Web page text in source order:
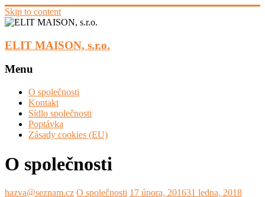
Skip to content
ELIT MAISON, s.r.o.
Menu
O společnosti
Kontakt
Sídlo společnosti
Poptávka
Zásady cookies (EU)
O společnosti
hazva@seznam.cz O společnosti 17 února, 201631 ledna, 2018